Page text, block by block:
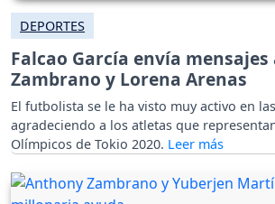
DEPORTES
Falcao García envía
Zambrano y Lorena Arenas
El futbolista se le ha visto muy activo en
agradeciendo a los atletas que
Olímpicos de Tokio 2020.